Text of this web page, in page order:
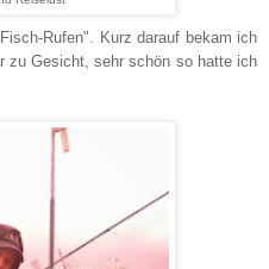
Rufen". Kurz darauf bekam ich
zu Gesicht, sehr schön so hatte ich